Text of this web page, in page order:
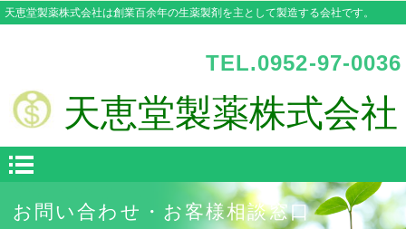
天恵堂製薬株式会社は創業百余年の生薬製剤を主として製造する会社です。
TEL.0952-97-0036
天恵堂製薬株式会社
お問い合わせ ・お客様相談窓口